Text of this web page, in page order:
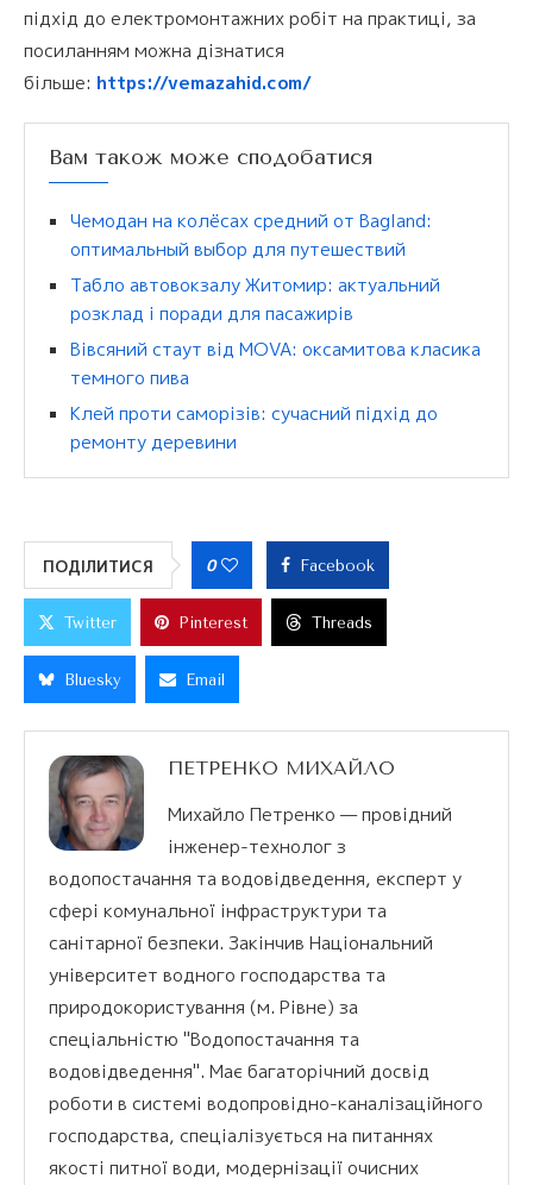
підхід до електромонтажних робіт на практиці, за
посиланням можна дізнатися
більше: https://vemazahid.com/
Вам також може сподобатися
Чемодан на колёсах средний от Bagland:
оптимальный выбор для путешествий
Табло автовокзалу Житомир: актуальний
розклад і поради для пасажирів
Вівсяний стаут від MOVA: оксамитова класика
темного пива
Клей проти саморізів: сучасний підхід до
ремонту деревини
ПОДІЛИТИСЯ 0 Facebook
Twitter Pinterest Threads
Bluesky Email
ПЕТРЕНКО МИХАЙЛО
Михайло Петренко — провідний
інженер-технолог з
водопостачання та водовідведення, експерт у
сфері комунальної інфраструктури та
санітарної безпеки. Закінчив Національний
університет водного господарства та
природокористування (м. Рівне) за
спеціальністю "Водопостачання та
водовідведення". Має багаторічний досвід
роботи в системі водопровідно-каналізаційного
господарства, спеціалізується на питаннях
якості питної води, модернізації очисних